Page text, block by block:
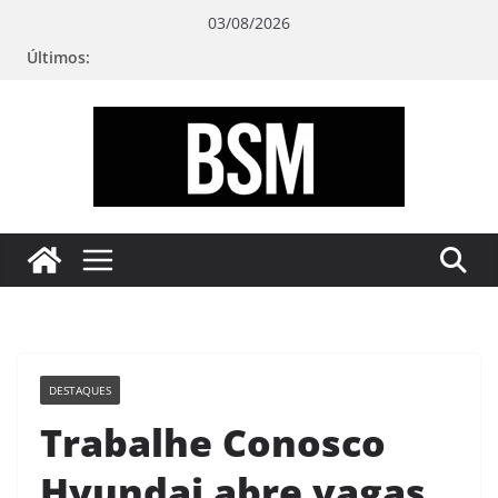
03/08/2026
Últimos:
sua
Mente
DESTAQUES
Trabalhe Conosco